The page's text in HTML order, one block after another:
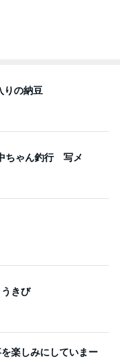
りの納豆
衆で中ちゃん釣行 写メ
きび
楽しみにしていまー